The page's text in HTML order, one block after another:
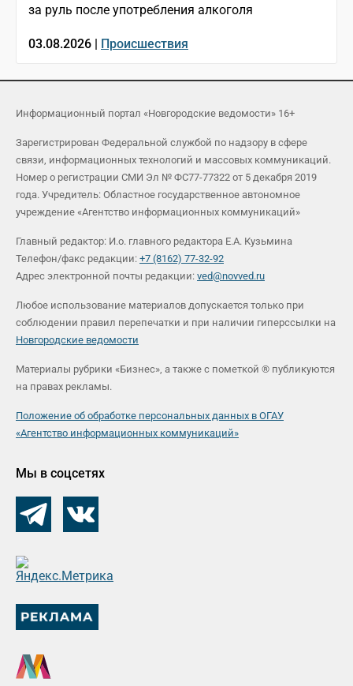
за руль после употребления алкоголя
03.08.2026 | Происшествия
Информационный портал «Новгородские ведомости» 16+
Зарегистрирован Федеральной службой по надзору в сфере
связи, информационных технологий и массовых коммуникаций.
Номер о регистрации СМИ Эл № ФС77-77322 от 5 декабря 2019
года. Учредитель: Областное государственное автономное
учреждение «Агентство информационных коммуникаций»
Главный редактор: И.о. главного редактора Е.А. Кузьмина
Телефон/факс редакции: +7 (8162) 77-32-92
Адрес электронной почты редакции: ved@novved.ru
Любое использование материалов допускается только при
соблюдении правил перепечатки и при наличии гиперссылки на
Новгородские ведомости
Материалы рубрики «Бизнес», а также с пометкой ® публикуются
на правах рекламы.
Положение об обработке персональных данных в ОГАУ
«Агентство информационных коммуникаций»
Мы в соцсетях